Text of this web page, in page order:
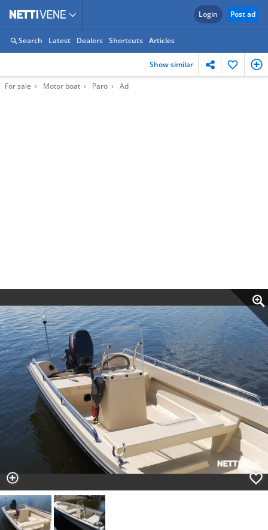
Login Post ad
Search Latest Dealers Shortcuts Articles
Show similar
For sale Motor boat Paro Ad